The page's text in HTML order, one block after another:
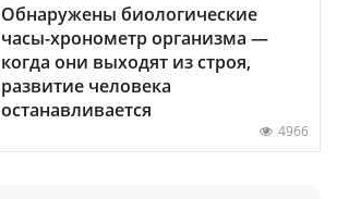
Обнаружены биологические
часы-хронометр организма —
когда они выходят из строя,
развитие человека
останавливается
4966